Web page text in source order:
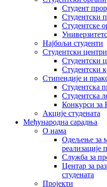
Студент
Студентски
Студентске
Најбољи студенти
Студентски центри
Студентски
Студентски
Стипендије и
Студентска
Студентска
Конкурси за
Акције студената
Међународна сарадња
О нама
Одељење за
реализације
Служба за
Центар за
студената
Пројекти